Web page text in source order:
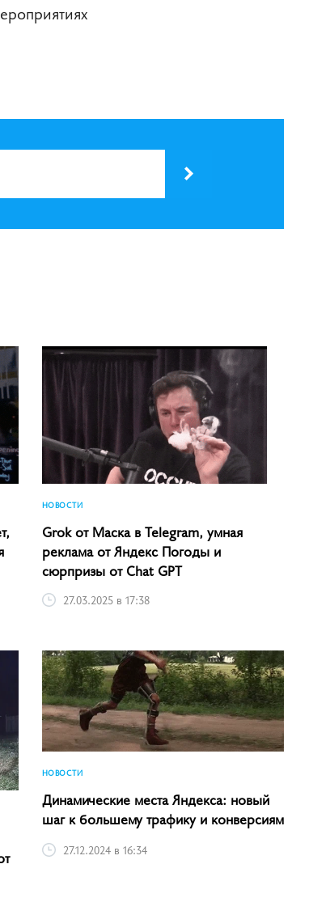
НОВОСТИ
Grok от Маска в Telegram, умная
реклама от Яндекс Погоды и
сюрпризы от Chat GPT
27.03.2025 в 17:38
НОВОСТИ
Динамические места Яндекса: новый
шаг к большему трафику и конверсиям
27.12.2024 в 16:34